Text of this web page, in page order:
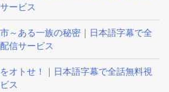
ービス
～ある一族の秘密｜日本語字幕で全
信サービス
オトせ！｜日本語字幕で全話無料視
ス